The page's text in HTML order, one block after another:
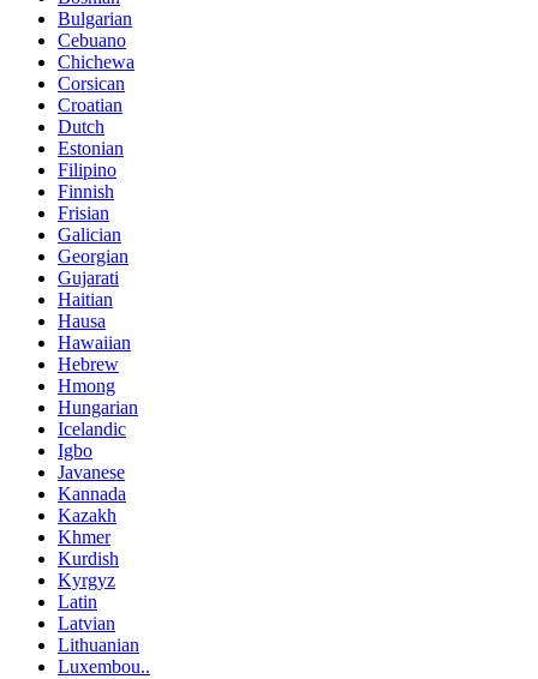
Bulgarian
Cebuano
Chichewa
Corsican
Croatian
Dutch
Estonian
Filipino
Finnish
Frisian
Galician
Georgian
Gujarati
Haitian
Hausa
Hawaiian
Hebrew
Hmong
Hungarian
Icelandic
Igbo
Javanese
Kannada
Kazakh
Khmer
Kurdish
Kyrgyz
Latin
Latvian
Lithuanian
Luxembou..